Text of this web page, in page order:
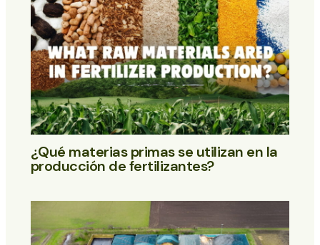
¿Qué materias primas se utilizan en la
producción de fertilizantes?